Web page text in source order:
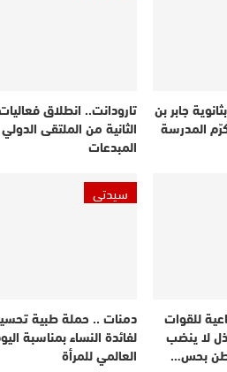
جابر بن
المدرسة
تارودانت.. انطلاق
الثانية من الملتقى
المبدعات
للقوات
لا ينضب
بحس…
سيدتي
دمنات .. حملة طبية
لفائدة النساء بمناسبة
العالمي للمرأة